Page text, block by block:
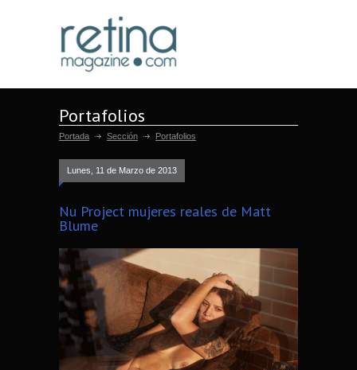
Portafolios
Portada Sección Portafolios
Lunes, 11 de Marzo de 2013
Nu Project mujeres reales de Matt
Blume